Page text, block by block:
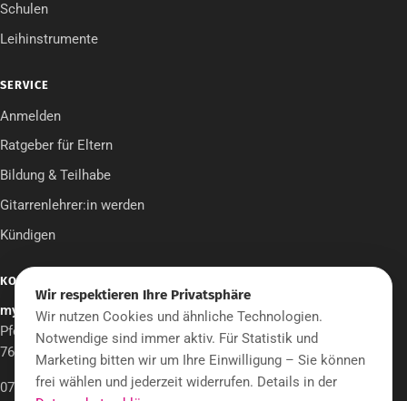
Schulen
Leihinstrumente
SERVICE
Anmelden
Ratgeber für Eltern
Bildung & Teilhabe
Gitarrenlehrer:in werden
Kündigen
KONTAKT
mymusicschool UG
Pfeifenstraße 12
76706 Dettenheim
07255 903420
Wir respektieren Ihre Privatsphäre
Wir nutzen Cookies und ähnliche Technologien.
Notwendige sind immer aktiv. Für Statistik und
Marketing bitten wir um Ihre Einwilligung – Sie können
frei wählen und jederzeit widerrufen. Details in der